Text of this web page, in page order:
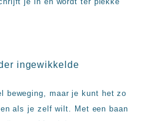
ingewikkelde
beweging, maar je kunt het zo
als je zelf wilt. Met een baan